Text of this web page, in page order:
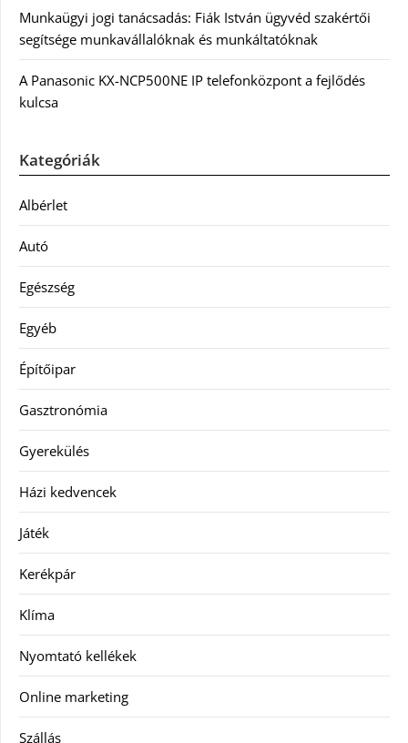
Munkaügyi jogi tanácsadás: Fiák István ügyvéd szakértői
segítsége munkavállalóknak és munkáltatóknak
A Panasonic KX-NCP500NE IP telefonközpont a fejlődés
kulcsa
Kategóriák
Albérlet
Autó
Egészség
Egyéb
Építőipar
Gasztronómia
Gyerekülés
Házi kedvencek
Játék
Kerékpár
Klíma
Nyomtató kellékek
Online marketing
Szállás